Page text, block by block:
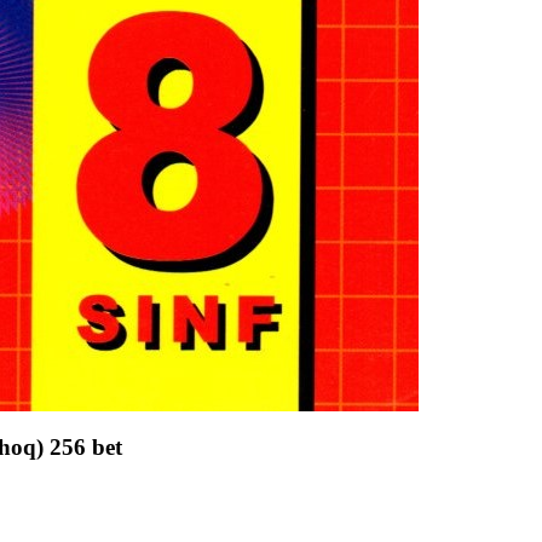
256 bet